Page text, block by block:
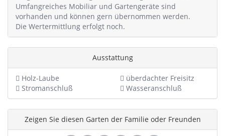
Umfangreiches Mobiliar und Gartengeräte sind
vorhanden und können gern übernommen werden.
Die Wertermittlung erfolgt noch.
Ausstattung
Holz-Laube
überdachter Freisitz
Stromanschluß
Wasseranschluß
Zeigen Sie diesen Garten der Familie oder Freunden